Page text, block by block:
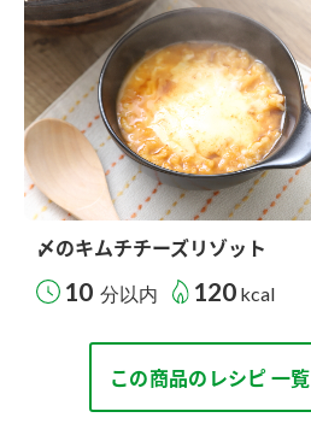
〆のキムチチーズリゾット
10 分以内 120 kcal
この商品のレシピ 一覧